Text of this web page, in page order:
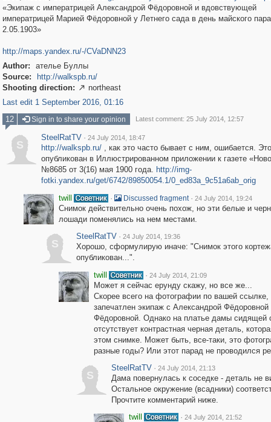
«Экипаж с императрицей Александрой Фёдоровной и вдовствующей
императрицей Марией Фёдоровной у Летнего сада в день майского
2.05.1903»
http://maps.yandex.ru/-/CVaDNN23
Author:
ателье Буллы
Source:
http://walkspb.ru/
Shooting direction:  northeast
Last edit 1 September 2016, 01:16
12
Sign in to share your opinion Latest comment: 25 July 2014, 12:57
S
SteelRatTV · 24 July 2014, 18:47
http://walkspb.ru/, как это часто бывает с ним, ошибается.
опубликован в Иллюстрированном приложении к газете
№8685 от 3(16) мая 1900 года. http://img-
fotki.yandex.ru/get/6742/89850054.1/0_ed83a_9c51a6ab_orig
twill
· Discussed fragment · 24 July 2014, 19:24
Снимок действительно очень похож, но эти белые и
лошади поменялись на нем местами.
S
SteelRatTV · 24 July 2014, 19:36
Хорошо, сформулирую иначе: "Снимок этого
опубликован...".
twill
· 24 July 2014, 21:09
Может я сейчас ерунду скажу, но все же...
Скорее всего на фотографии по вашей ссылке,
запечатлен экипаж с Александрой
Фёдоровной. Однако на платье дамы сидящей
отсутствует контрастная черная деталь,
этом снимке. Может быть, все-таки, это
разные годы? Или этот парад не проводился
S
SteelRatTV · 24 July 2014, 21:13
Дама повернулась к соседке - деталь не
Остальное окружение (всадники)
Прочтите комментарий ниже.
twill
· 24 July 2014, 21:52